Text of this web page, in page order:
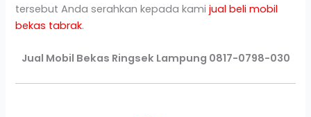
tersebut Anda serahkan kepada kamijual beli mobil
bekas tabrak.
Jual Mobil Bekas Ringsek Lampung 0817-0798-030